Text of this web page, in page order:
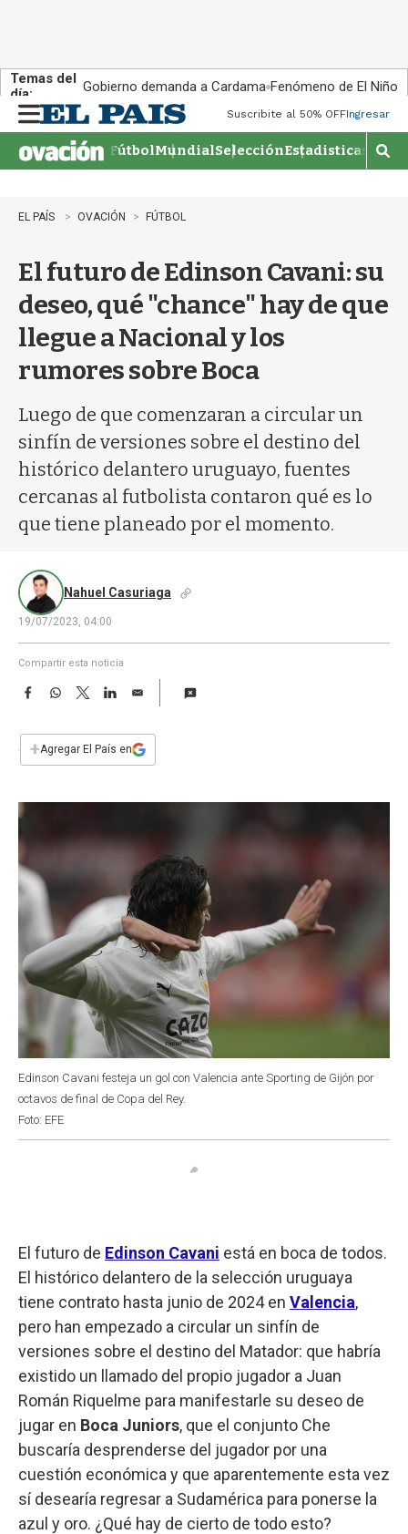
Temas del
día:
Gobierno demanda a Cardama Fenómeno de El Niño
n
u
Suscribite al 50% OFFIngresar
FútbolMundialSelecciónEstadisticas
M
o
b
�
EL PAÍS OVACIÓN FÚTBOL
El futuro de Edinson Cavani: su
deseo, qué "chance" hay de que
llegue a Nacional y los
rumores sobre Boca
Luego de que comenzaran a circular un
sinfín de versiones sobre el destino del
histórico delantero uruguayo, fuentes
cercanas al futbolista contaron qué es lo
que tiene planeado por el momento.
Nahuel Casuriaga
19/07/2023, 04:00
Compartir esta noticia
F
e
b
W
s
T
w
t
L
E
i
l
+Agregar El País en
Edinson Cavani festeja un gol con Valencia ante Sporting de Gijón por
octavos de final de Copa del Rey.
Foto: EFE
El futuro de Edinson Cavani está en boca de todos.
El histórico delantero de la selección uruguaya
tiene contrato hasta junio de 2024 en Valencia,
pero han empezado a circular un sinfín de
versiones sobre el destino del Matador: que habría
existido un llamado del propio jugador a Juan
Román Riquelme para manifestarle su deseo de
jugar en Boca Juniors, que el conjunto Che
buscaría desprenderse del jugador por una
cuestión económica y que aparentemente esta vez
sí desearía regresar a Sudamérica para ponerse la
azul y oro. ¿Qué hay de cierto de todo esto?